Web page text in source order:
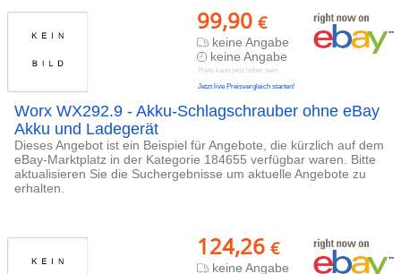
99,90 €
keine Angabe
keine Angabe
Preis kann jetzt höher sein
Jetzt live Preisvergleich starten!
Worx WX292.9 - Akku-Schlagschrauber ohne eBay
Akku und Ladegerät
Dieses Angebot ist ein Beispiel für Angebote, die kürzlich auf dem
eBay-Marktplatz in der Kategorie 184655 verfügbar waren. Bitte
aktualisieren Sie die Suchergebnisse um aktuelle Angebote zu
erhalten.
124,26 €
keine Angabe